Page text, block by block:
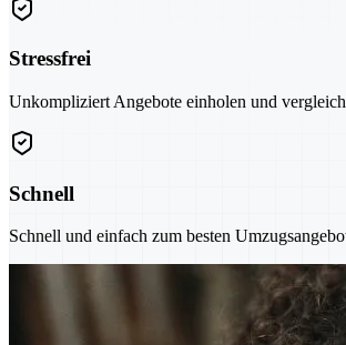
Stressfrei
Unkompliziert Angebote einholen und
Schnell
Schnell und einfach zum besten